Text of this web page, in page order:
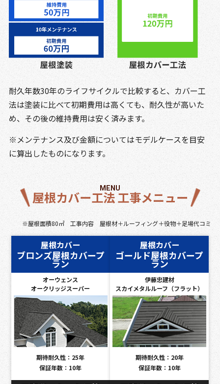
耐久年数30年のライフサイクルで比較すると、カバー工
法は塗装に比べて初期費用は高くても、耐久性が高いた
め、その後の維持費用は安く済みます。
※メンテナンス及び金額についてはモデルケースを目安
に算出したものになります。
屋根カバー工法 工事メニュー
MENU
※屋根面積80㎡ 工事内容 屋根材＋ルーフィング＋役物＋足場代コミ
屋根カバー
ブロンズ屋根カバープ
ラン
オーウェンス
オークリッジスーパー
期待耐久性：25年
保証年数：10年
屋根カバー
ゴールド屋根カバープ
ラン
伊藤忠建材
スカイメタルルーフ（フラット）
期待耐久性：20年
保証年数：10年